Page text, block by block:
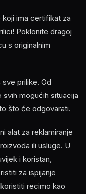
koji ima certifikat za
Poklonite dragoj
s originalnim
prilike. Od
svih mogućih situacija
što će odgovarati.
alat za reklamiranje
ili usluge. U
i koristan,
za ispijanje
recimo kao